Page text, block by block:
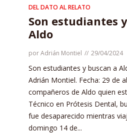
DEL DATO AL RELATO
Son estudiantes
Aldo
porAdrián Montiel 29/04/2024
Son estudiantes y buscan a
Adrián Montiel. Fecha: 29 de
compañeros de Aldo quien
Técnico en Prótesis Dental,
fue desaparecido mientras
domingo 14 de...